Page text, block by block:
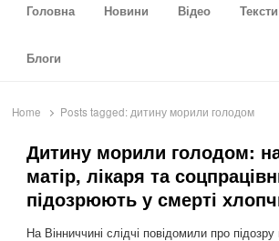
Головна
Новини Відео Тексти
Блоги
Home Posts tagged: дитину морили голодом
Дитину морили голодом:
матір, лікаря та
підозрюють у смерті
На Вінниччині слідчі повідомили про підозру